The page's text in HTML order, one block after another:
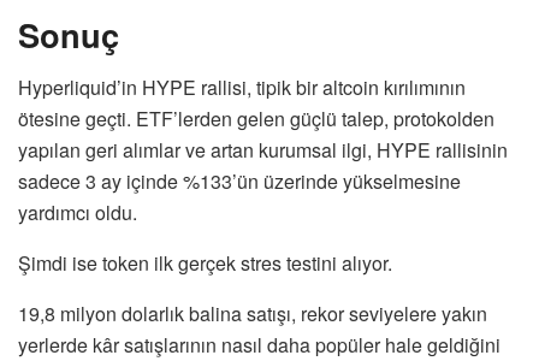
Sonuç
Hyperliquid’in HYPE rallisi, tipik bir altcoin kırılımının
ötesine geçti. ETF’lerden gelen güçlü talep, protokolden
yapılan geri alımlar ve artan kurumsal ilgi, HYPE rallisinin
sadece 3 ay içinde %133’ün üzerinde yükselmesine
yardımcı oldu.
Şimdi ise token ilk gerçek stres testini alıyor.
19,8 milyon dolarlık balina satışı, rekor seviyelere yakın
yerlerde kâr satışlarının nasıl daha popüler hale geldiğini